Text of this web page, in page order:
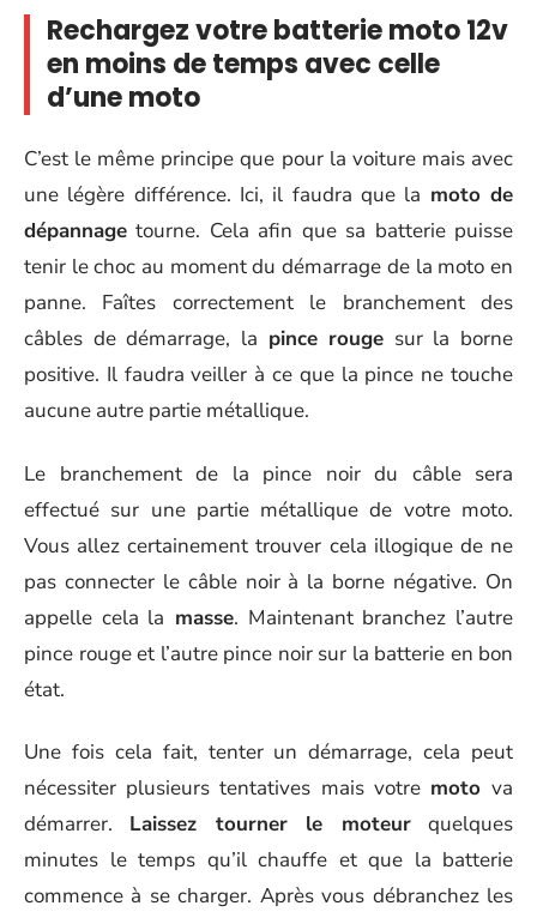
Rechargez votre batterie moto 12v
en moins de temps avec celle
d’une moto
C’est le même principe que pour la voiture mais avec
une légère différence. Ici, il faudra que la moto de
dépannage tourne. Cela afin que sa batterie puisse
tenir le choc au moment du démarrage de la moto en
panne. Faîtes correctement le branchement des
câbles de démarrage, la pince rouge sur la borne
positive. Il faudra veiller à ce que la pince ne touche
aucune autre partie métallique.
Le branchement de la pince noir du câble sera
effectué sur une partie métallique de votre moto.
Vous allez certainement trouver cela illogique de ne
pas connecter le câble noir à la borne négative. On
appelle cela la masse. Maintenant branchez l’autre
pince rouge et l’autre pince noir sur la batterie en bon
état.
Une fois cela fait, tenter un démarrage, cela peut
nécessiter plusieurs tentatives mais votre motova
démarrer. Laissez tourner le moteurquelques
minutes le temps qu’il chauffe et que la batterie
commence à se charger. Après vous débranchez les